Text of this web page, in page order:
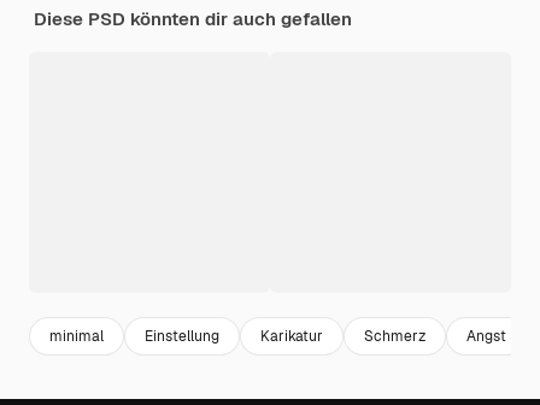
Diese PSD könnten dir auch gefallen
minimal Einstellung Karikatur Schmerz Angst